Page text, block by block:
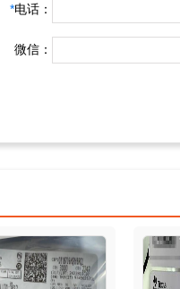
*电话：
微信：